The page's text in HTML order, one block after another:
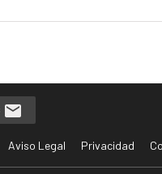
Aviso Legal Privacidad